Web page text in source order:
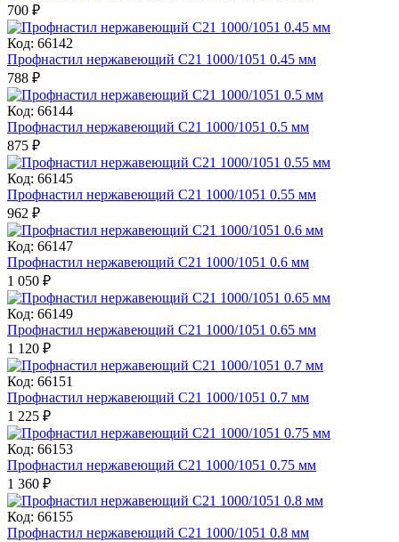
700 ₽
Код: 66142
Профнастил нержавеющий С21 1000/1051 0.45 мм
788 ₽
Код: 66144
Профнастил нержавеющий С21 1000/1051 0.5 мм
875 ₽
Код: 66145
Профнастил нержавеющий С21 1000/1051 0.55 мм
962 ₽
Код: 66147
Профнастил нержавеющий С21 1000/1051 0.6 мм
1 050 ₽
Код: 66149
Профнастил нержавеющий С21 1000/1051 0.65 мм
1 120 ₽
Код: 66151
Профнастил нержавеющий С21 1000/1051 0.7 мм
1 225 ₽
Код: 66153
Профнастил нержавеющий С21 1000/1051 0.75 мм
1 360 ₽
Код: 66155
Профнастил нержавеющий С21 1000/1051 0.8 мм